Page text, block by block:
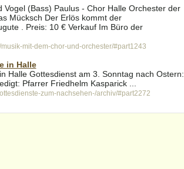
(Bass) Paulus - Chor Halle Orchester der
Mücksch Der Erlös kommt der
. Preis: 10 € Verkauf Im Büro der
mit-dem-chor-und-orchester/#part1243
in Halle
Halle Gottesdienst am 3. Sonntag nach Ostern:
Pfarrer Friedhelm Kasparick ...
zum-nachsehen-/archiv/#part2272